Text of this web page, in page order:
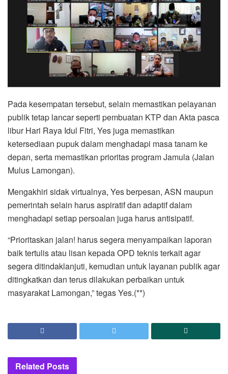
Pada kesempatan tersebut, selain memastikan pelayanan
publik tetap lancar seperti pembuatan KTP dan Akta pasca
libur Hari Raya Idul Fitri, Yes juga memastikan
ketersediaan pupuk dalam menghadapi masa tanam ke
depan, serta memastikan prioritas program Jamula (Jalan
Mulus Lamongan).
Mengakhiri sidak virtualnya, Yes berpesan, ASN maupun
pemerintah selain harus aspiratif dan adaptif dalam
menghadapi setiap persoalan juga harus antisipatif.
“Prioritaskan jalan! harus segera menyampaikan laporan
baik tertulis atau lisan kepada OPD teknis terkait agar
segera ditindaklanjuti, kemudian untuk layanan publik agar
ditingkatkan dan terus dilakukan perbaikan untuk
masyarakat Lamongan,” tegas Yes.(**)
Related Posts